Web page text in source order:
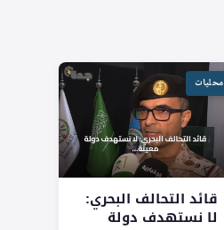
محليات
قائد التحالف البحري:
لا نستهدف دولة